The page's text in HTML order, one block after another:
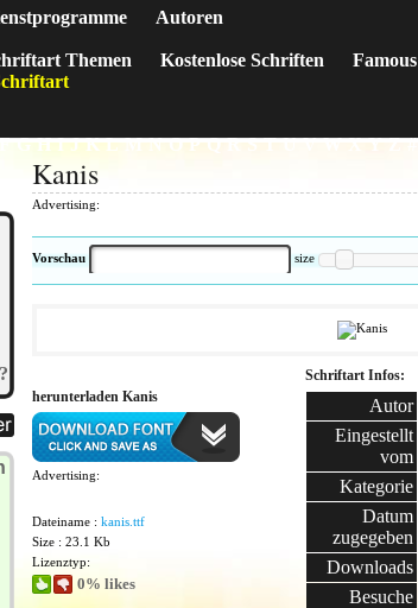
Autoren
Themen Kostenlose Schriften
Famous
F G H I J K L M N O P Q R S T U V W X Y Z #
Kanis
Advertising:
Vorschau size
herunterladen Kanis
Advertising:
Dateiname : kanis.ttf
Size : 23.1 Kb
Lizenztyp:
0% likes
Schriftart Infos:
Autor
Eingestellt
vom
Kategorie
Datum
zugegeben
Downloads
Besuche